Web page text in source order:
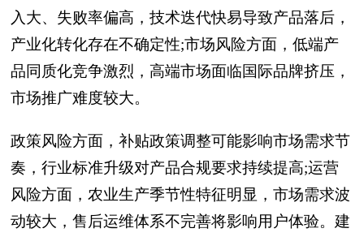
入大、失败率偏高，技术迭代快易导致产品落后，
产业化转化存在不确定性;市场风险方面，低端产
品同质化竞争激烈，高端市场面临国际品牌挤压，
市场推广难度较大。
政策风险方面，补贴政策调整可能影响市场需求节
奏，行业标准升级对产品合规要求持续提高;运营
风险方面，农业生产季节性特征明显，市场需求波
动较大，售后运维体系不完善将影响用户体验。建